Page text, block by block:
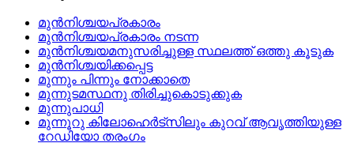
മുന്‍നിശ്ചയപ്രകാരം
മുന്‍നിശ്ചയപ്രകാരം നടന്ന
മുന്‍നിശ്ചയമനുസരിച്ചുള്ള സ്ഥലത്ത്‌ ഒത്തു കൂടുക
മുന്‍നിശ്ചയിക്കപ്പെട്ട
മുന്നും പിന്നും നോക്കാതെ
മുന്നുടമസ്ഥനു തിരിച്ചുകൊടുക്കുക
മുന്നുപാധി
മുന്നൂറു കിലോഹെര്‍ട്‌സിലും കുറവ്‌ ആവൃത്തിയുള്ള
റേഡിയോ തരംഗം